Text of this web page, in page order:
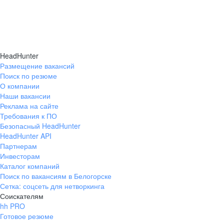
HeadHunter
Размещение вакансий
Поиск по резюме
О компании
Наши вакансии
Реклама на сайте
Требования к ПО
Безопасный HeadHunter
HeadHunter API
Партнерам
Инвесторам
Каталог компаний
Поиск по вакансиям в Белогорске
Сетка: соцсеть для нетворкинга
Соискателям
hh PRO
Готовое резюме